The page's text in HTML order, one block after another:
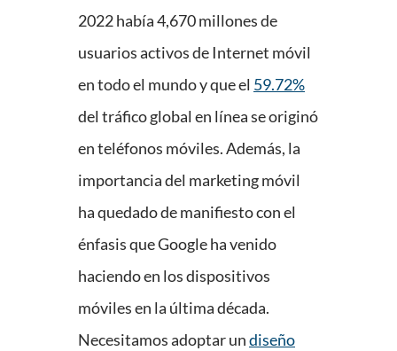
2022 había 4,670 millones de
usuarios activos de Internet móvil
en todo el mundo y que el 59.72%
del tráfico global en línea se originó
en teléfonos móviles. Además, la
importancia del marketing móvil
ha quedado de manifiesto con el
énfasis que Google ha venido
haciendo en los dispositivos
móviles en la última década.
Necesitamos adoptar undiseño